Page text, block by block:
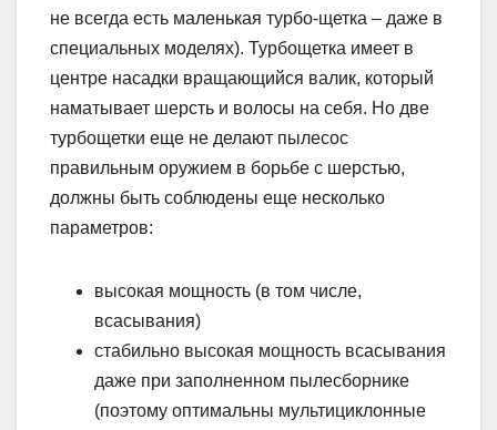
не всегда есть маленькая турбо-щетка – даже в
специальных моделях). Турбощетка имеет в
центре насадки вращающийся валик, который
наматывает шерсть и волосы на себя. Но две
турбощетки еще не делают пылесос
правильным оружием в борьбе с шерстью,
должны быть соблюдены еще несколько
параметров:
высокая мощность (в том числе,
всасывания)
стабильно высокая мощность всасывания
даже при заполненном пылесборнике
(поэтому оптимальны мультициклонные